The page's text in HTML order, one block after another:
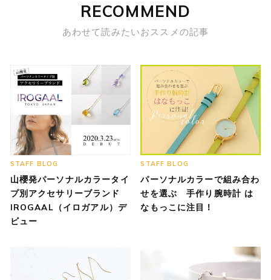
RECOMMEND
あわせて読みたいおススメの記事
STAFF BLOG
山櫻発パーソナルカラータイ
プ別アクセサリーブランド
IROGAAL（イロガアル）デ
ビュー
STAFF BLOG
パーソナルカラーで組み合わ
せを選ぶ 手作り腕時計 は
なもっこに注目！